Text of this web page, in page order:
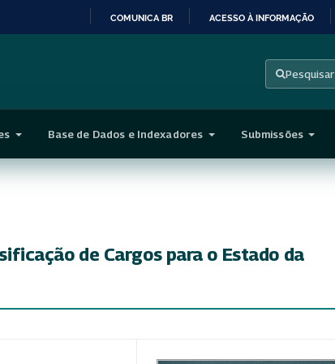
CONTEÚDO
COMUNICA BR ACESSO À INFORMAÇÃO
Pesquisar
Base de Dados e Indexadores Submissões
de Cargos para o Estado da